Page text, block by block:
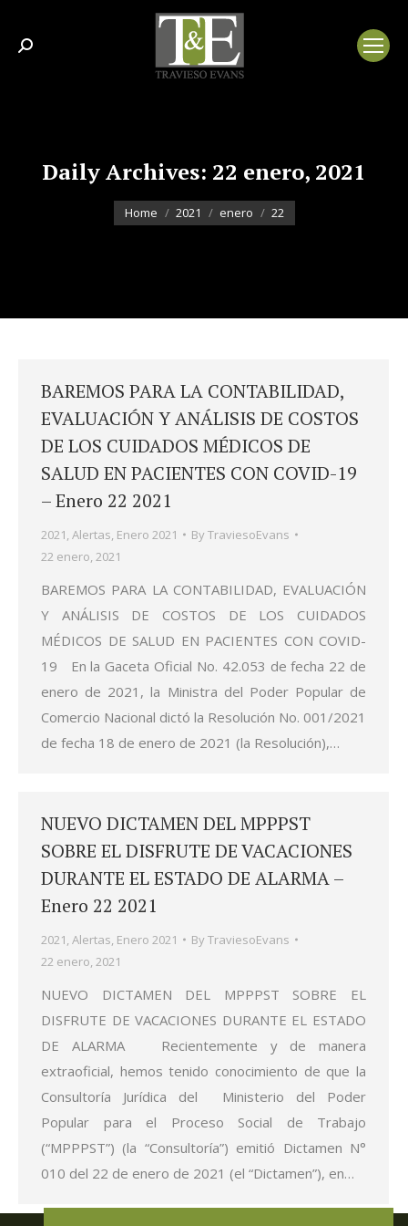
Search:
Daily Archives: 22 enero, 2021
You are here:
Home 2021 enero 22
BAREMOS PARA LA CONTABILIDAD,
EVALUACIÓN Y ANÁLISIS DE COSTOS
DE LOS CUIDADOS MÉDICOS DE
SALUD EN PACIENTES CON COVID-19
– Enero 22 2021
2021, Alertas, Enero 2021 ByTraviesoEvans
22 enero, 2021
BAREMOS PARA LA CONTABILIDAD, EVALUACIÓN
Y ANÁLISIS DE COSTOS DE LOS CUIDADOS
MÉDICOS DE SALUD EN PACIENTES CON COVID-
19 En la Gaceta Oficial No. 42.053 de fecha 22 de
enero de 2021, la Ministra del Poder Popular de
Comercio Nacional dictó la Resolución No. 001/2021
de fecha 18 de enero de 2021 (la Resolución),…
NUEVO DICTAMEN DEL MPPPST
SOBRE EL DISFRUTE DE VACACIONES
DURANTE EL ESTADO DE ALARMA –
Enero 22 2021
2021, Alertas, Enero 2021 ByTraviesoEvans
22 enero, 2021
NUEVO DICTAMEN DEL MPPPST SOBRE EL
DISFRUTE DE VACACIONES DURANTE EL ESTADO
DE ALARMA Recientemente y de manera
extraoficial, hemos tenido conocimiento de que la
Consultoría Jurídica del Ministerio del Poder
Popular para el Proceso Social de Trabajo
(“MPPPST”) (la “Consultoría”) emitió Dictamen N°
010 del 22 de enero de 2021 (el “Dictamen”), en…